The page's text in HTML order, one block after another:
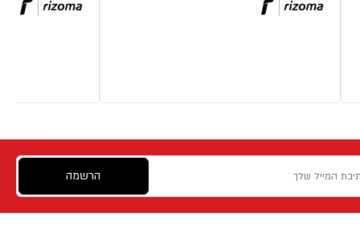
הרשמה